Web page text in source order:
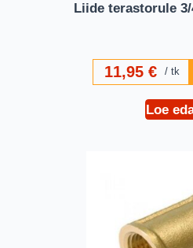
Liide terastorule 3/
11,95 € tk
Loe